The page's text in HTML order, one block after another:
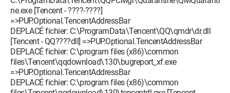
ne.exe [Tencent - ????-????]
=>PUP.Optional.TencentAddressBar
DEPLACÉ fichier: C:\ProgramData\Tencent\QQ\qmdr\dr.dll
[Tencent - QQ????dll] =>PUP.Optional.TencentAddressBar
DEPLACÉ fichier: C:\program files (x86)\common
files\Tencent\qqdownload\130\bugreport_xf.exe
=>PUP.Optional.TencentAddressBar
DEPLACÉ fichier: C:\program files (x86)\common